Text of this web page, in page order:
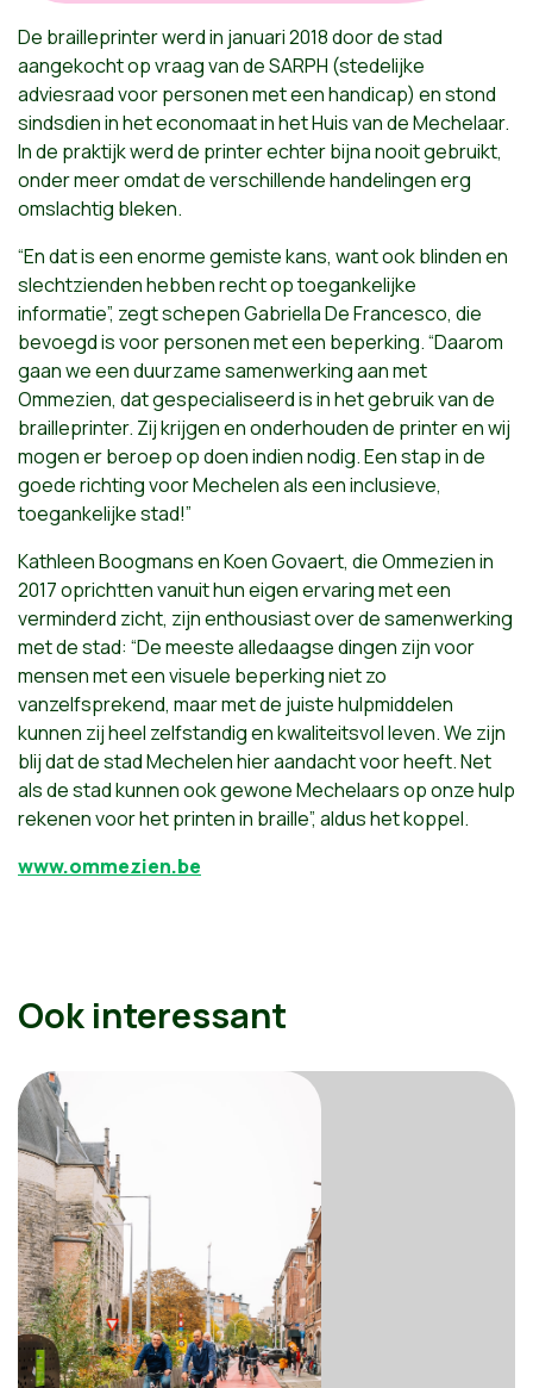
De brailleprinter werd in januari 2018 door de stad
aangekocht op vraag van de SARPH (stedelijke
adviesraad voor personen met een handicap) en stond
sindsdien in het economaat in het Huis van de Mechelaar.
In de praktijk werd de printer echter bijna nooit gebruikt,
onder meer omdat de verschillende handelingen erg
omslachtig bleken.
“En dat is een enorme gemiste kans, want ook blinden en
slechtzienden hebben recht op toegankelijke
informatie”, zegt schepen Gabriella De Francesco, die
bevoegd is voor personen met een beperking. “Daarom
gaan we een duurzame samenwerking aan met
Ommezien, dat gespecialiseerd is in het gebruik van de
brailleprinter. Zij krijgen en onderhouden de printer en wij
mogen er beroep op doen indien nodig. Een stap in de
goede richting voor Mechelen als een inclusieve,
toegankelijke stad!”
Kathleen Boogmans en Koen Govaert, die Ommezien in
2017 oprichtten vanuit hun eigen ervaring met een
verminderd zicht, zijn enthousiast over de samenwerking
met de stad: “De meeste alledaagse dingen zijn voor
mensen met een visuele beperking niet zo
vanzelfsprekend, maar met de juiste hulpmiddelen
kunnen zij heel zelfstandig en kwaliteitsvol leven. We zijn
blij dat de stad Mechelen hier aandacht voor heeft. Net
als de stad kunnen ook gewone Mechelaars op onze hulp
rekenen voor het printen in braille”, aldus het koppel.
www.ommezien.be
Ook interessant